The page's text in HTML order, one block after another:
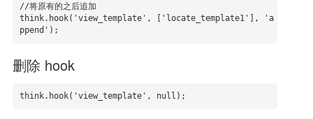
//将原有的之后追加
think.hook('view_template', ['locate_template1'], 'a
删除 hook
think.hook('view_template', null);